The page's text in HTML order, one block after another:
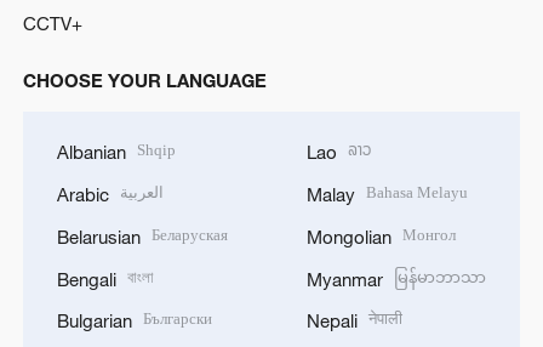
CCTV+
CHOOSE YOUR LANGUAGE
Albanian Shqip
Arabic العربية
Belarusian Беларуская
Bengali বাংলা
Bulgarian Български
Lao ລາວ
Malay Bahasa Melayu
Mongolian Монгол
Myanmar မြန်မာဘာသာ
Nepali नेपाली